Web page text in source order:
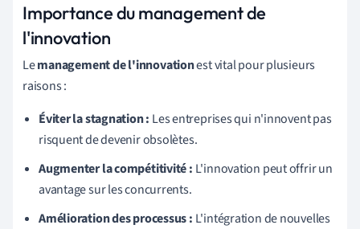
Importance du management de
l'innovation
Lemanagement de l'innovationest vital pour plusieurs
raisons :
Éviter la stagnation : Les entreprises qui n'innovent pas
risquent de devenir obsolètes.
Augmenter la compétitivité : L'innovation peut offrir un
avantage sur les concurrents.
Amélioration des processus : L'intégration de nouvelles